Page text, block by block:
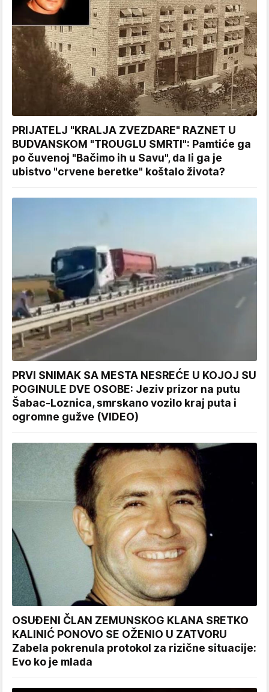
PRIJATELJ "KRALJA ZVEZDARE" RAZNET U
BUDVANSKOM "TROUGLU SMRTI": Pamtiće ga
po čuvenoj "Bačimo ih u Savu", da li ga je
ubistvo "crvene beretke" koštalo života?
PRVI SNIMAK SA MESTA NESREĆE U KOJOJ SU
POGINULE DVE OSOBE: Jeziv prizor na putu
Šabac-Loznica, smrskano vozilo kraj puta i
ogromne gužve (VIDEO)
OSUĐENI ČLAN ZEMUNSKOG KLANA SRETKO
KALINIĆ PONOVO SE OŽENIO U ZATVORU
Zabela pokrenula protokol za rizične situacije:
Evo ko je mlada